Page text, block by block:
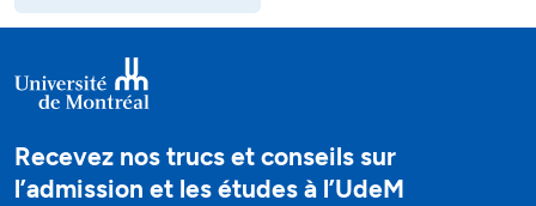
Recevez nos trucs et conseils sur
l’admission et les études à l’UdeM